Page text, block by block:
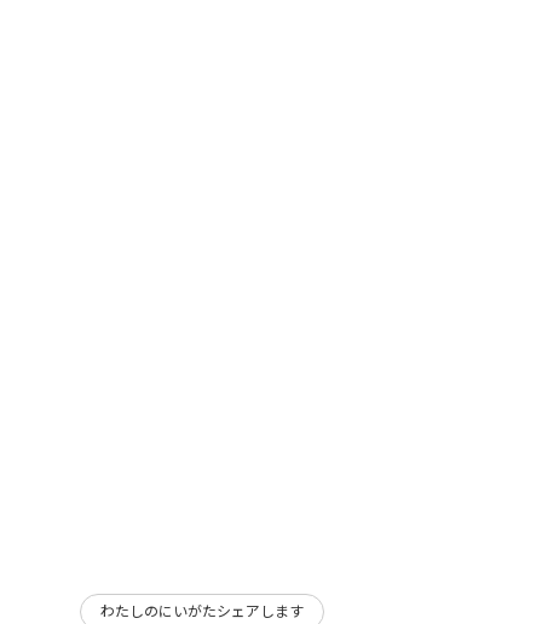
わたしのにいがたシェアします